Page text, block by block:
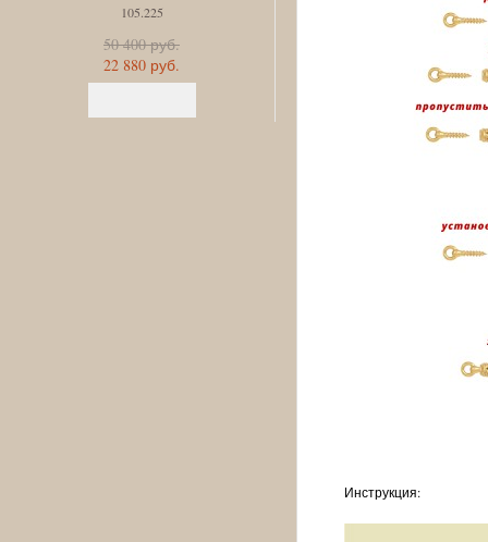
105.225
50 400 руб.
22 880 руб.
17 340 руб.
Инструкция: